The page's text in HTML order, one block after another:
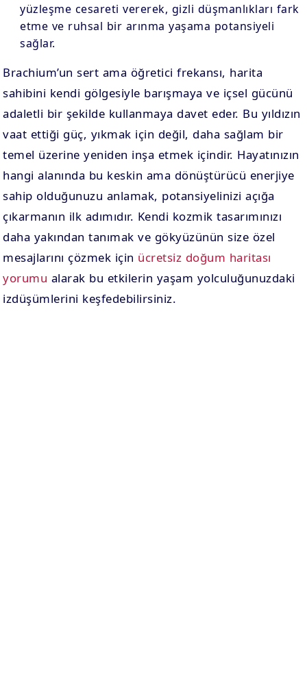
yüzleşme cesareti vererek, gizli düşmanlıkları fark
etme ve ruhsal bir arınma yaşama potansiyeli
sağlar.
Brachium’un sert ama öğretici frekansı, harita
sahibini kendi gölgesiyle barışmaya ve içsel gücünü
adaletli bir şekilde kullanmaya davet eder. Bu yıldızın
vaat ettiği güç, yıkmak için değil, daha sağlam bir
temel üzerine yeniden inşa etmek içindir. Hayatınızın
hangi alanında bu keskin ama dönüştürücü enerjiye
sahip olduğunuzu anlamak, potansiyelinizi açığa
çıkarmanın ilk adımıdır. Kendi kozmik tasarımınızı
daha yakından tanımak ve gökyüzünün size özel
mesajlarını çözmek için ücretsiz doğum haritası
yorumu alarak bu etkilerin yaşam yolculuğunuzdaki
izdüşümlerini keşfedebilirsiniz.